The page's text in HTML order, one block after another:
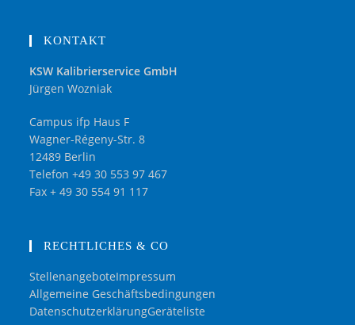
KONTAKT
KSW Kalibrierservice GmbH
Jürgen Wozniak
Campus ifp Haus F
Wagner-Régeny-Str. 8
12489 Berlin
Telefon +49 30 553 97 467
Fax + 49 30 554 91 117
RECHTLICHES & CO
StellenangeboteImpressum
Allgemeine Geschäftsbedingungen
DatenschutzerklärungGeräteliste